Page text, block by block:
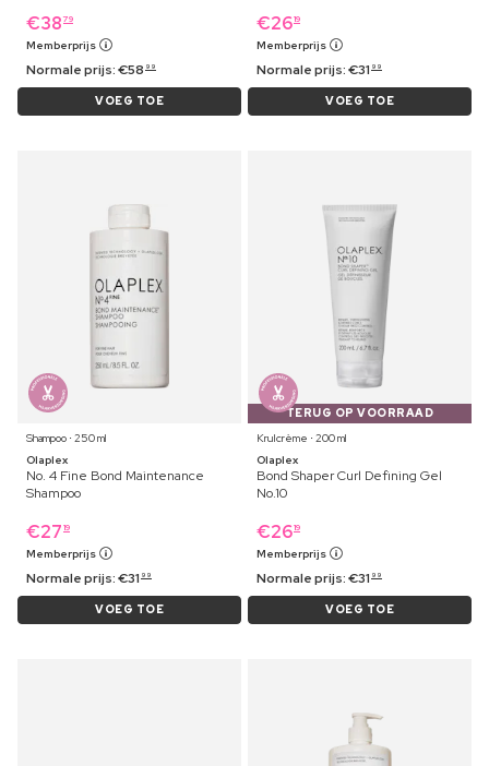
€38 79
Memberprijs
Normale prijs:€58 99
VOEG TOE
€2619
Memberprijs
Normale prijs:€31 99
VOEG TOE
Shampoo ⋅ 250 ml
Olaplex
No. 4 Fine Bond Maintenance
Shampoo
€27 19
Memberprijs
Normale prijs:€31 99
VOEG TOE
TERUG OP VOORRAAD
Krulcrème ⋅ 200 ml
Olaplex
Bond Shaper Curl Defining Gel
No.10
€2619
Memberprijs
Normale prijs:€31 99
VOEG TOE